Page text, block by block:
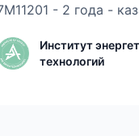
- 2 года -
Институт
технологий